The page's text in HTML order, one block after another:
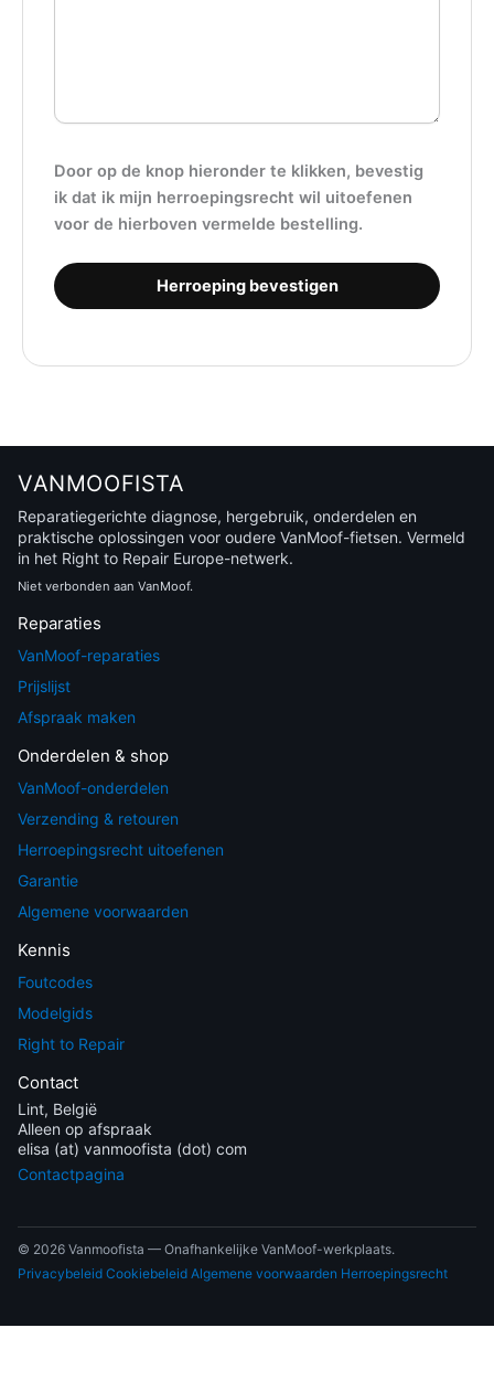
Door op de knop hieronder te klikken, bevestig
ik dat ik mijn herroepingsrecht wil uitoefenen
voor de hierboven vermelde bestelling.
Herroeping bevestigen
VANMOOFISTA
Reparatiegerichte diagnose, hergebruik, onderdelen en
praktische oplossingen voor oudere VanMoof-fietsen. Vermeld
in het Right to Repair Europe-netwerk.
Niet verbonden aan VanMoof.
Reparaties
VanMoof-reparaties
Prijslijst
Afspraak maken
Onderdelen & shop
VanMoof-onderdelen
Verzending & retouren
Herroepingsrecht uitoefenen
Garantie
Algemene voorwaarden
Kennis
Foutcodes
Modelgids
Right to Repair
Contact
Lint, België
Alleen op afspraak
elisa (at) vanmoofista (dot) com
Contactpagina
© 2026 Vanmoofista — Onafhankelijke VanMoof-werkplaats.
Privacybeleid Cookiebeleid Algemene voorwaarden Herroepingsrecht